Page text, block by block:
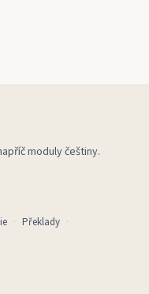
moduly češtiny.
Překlady